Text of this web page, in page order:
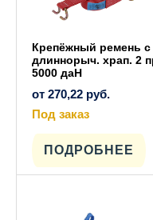
Крепёжный ремень с
длиннорыч. храп. 2
5000 даН
от 270,22 руб.
Под заказ
ПОДРОБНЕЕ